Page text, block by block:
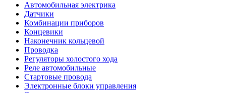
Автомобильная электрика
Датчики
Комбинации приборов
Концевики
Наконечник кольцевой
Проводка
Регуляторы холостого хода
Реле автомобильные
Стартовые провода
Электронные блоки управления